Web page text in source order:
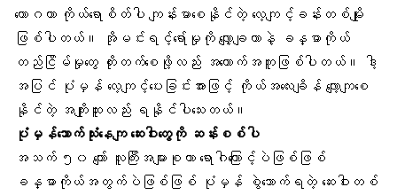
ယောဂဟာ ကိုယ်ရောစိတ်ပါ ကျန်းမာစေနိုင်တဲ့ လေ့ကျင့်ခန်းတစ်မျိုး
ဖြစ်ပါတယ်။ အိုမင်းရင့်ရော်မှုကို လျှော့ချတာနဲ့ ခန္ဓာကိုယ်
တည်ငြိမ်မှုတွေ တိုးတက်စေဖို့လည်း အထောက်အကူဖြစ်ပါတယ်။ ဒါ့
အပြင် ပုံမှန် လေ့ကျင့်ပေးခြင်းအားဖြင့် ကိုယ်အလေးချိန် လျော့ကျစေ
နိုင်တဲ့ အကျိုးထူးလည်း ရနိုင်ပါသေးတယ်။
ပုံမှန်သောက်သုံးနေကျ ဆေးဝါးတွေကို ဆန်းစစ်ပါ
အသက် ၅၀ ကျော် လူကြီးအများစုဟာ ရောဂါကြောင့်ပဲဖြစ်ဖြစ်
ခန္ဓာကိုယ်အတွက်ပဲဖြစ်ဖြစ် ပုံမှန် စွဲသောက်ရတဲ့ ဆေးဝါးတစ်